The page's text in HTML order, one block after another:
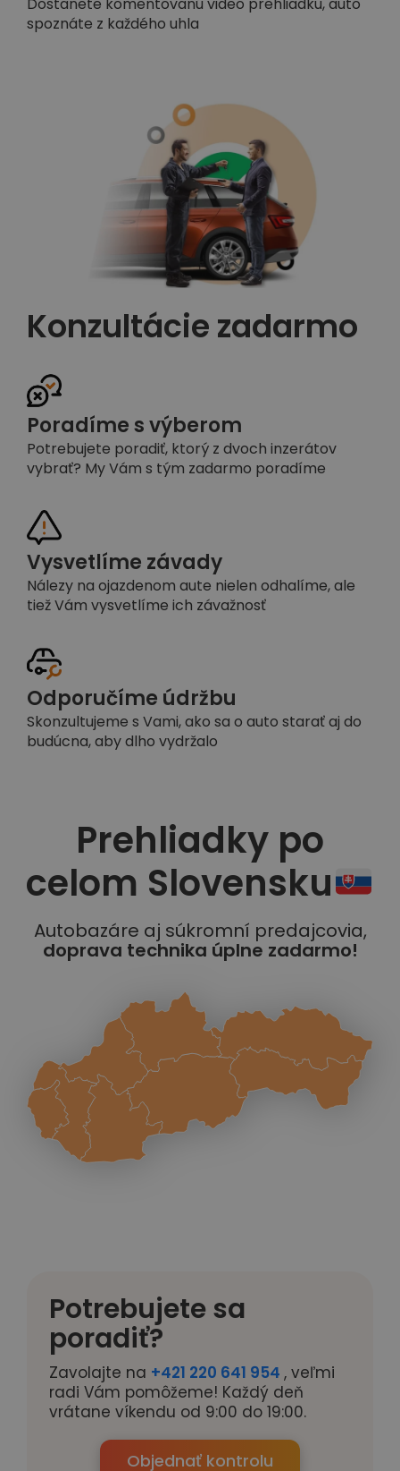
Dostanete komentovanú video prehliadku, auto
spoznáte z každého uhla
Konzultácie zadarmo
Poradíme s výberom
Potrebujete poradiť, ktorý z dvoch inzerátov
vybrať? My Vám s tým zadarmo poradíme
Vysvetlíme závady
Nálezy na ojazdenom aute nielen odhalíme, ale
tiež Vám vysvetlíme ich závažnosť
Odporučíme údržbu
Skonzultujeme s Vami, ako sa o auto starať aj do
budúcna, aby dlho vydržalo
Prehliadky po
celom Slovensku
Autobazáre aj súkromní predajcovia,
doprava technika úplne zadarmo!
Potrebujete sa
poradiť?
Zavolajte na +421 220 641 954 , veľmi
radi Vám pomôžeme! Každý deň
vrátane víkendu od 9:00 do 19:00.
Objednať kontrolu